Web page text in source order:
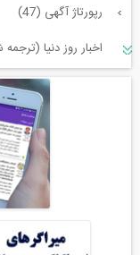
رپورتاژ آگهی (47)
اخبار روز دنیا (ترجمه
سازه و زلزله و خاک
مدیریت پروژه (55)
معماری (544)
آب، راه، محیط